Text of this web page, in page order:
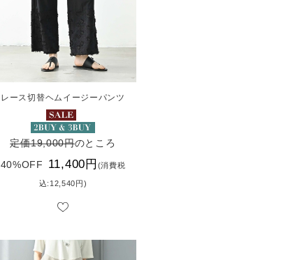
レース切替ヘムイージーパンツ
定価19,000円のところ
40%OFF
11,400円 (消費税
込:12,540円)